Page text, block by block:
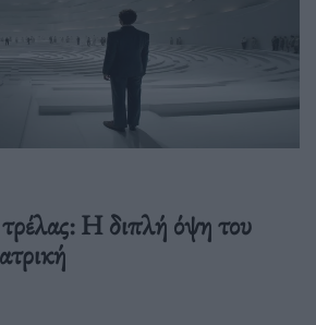
Η διπλή όψη του